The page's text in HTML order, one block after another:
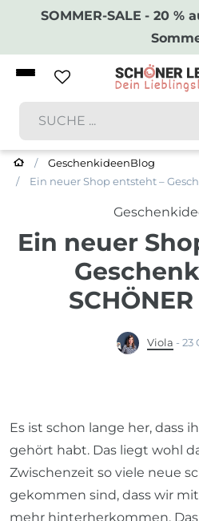
SOMMER-SALE - 20 %
GeschenkideenBlog
Ein neuer Shop entsteht –
Ein neuer
Viola - 23
Es ist schon lange her, dass
gehört habt. Das liegt wohl
Zwischenzeit so viele neue
gekommen sind, dass wir
mehr hinterherkommen. Das